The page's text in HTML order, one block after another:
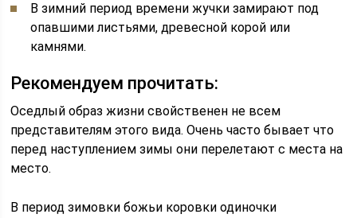
В зимний период времени жучки замирают под
опавшими листьями, древесной корой или
камнями.
Рекомендуем прочитать:
Оседлый образ жизни свойственен не всем
представителям этого вида. Очень часто бывает что
перед наступлением зимы они перелетают с места на
место.
В период зимовки божьи коровки одиночки